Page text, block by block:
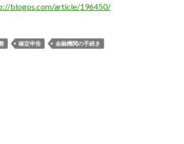
blogos.com/article/196450/
確定申告 金融機関の手続き